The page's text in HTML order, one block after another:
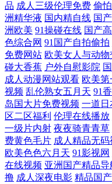
欧美激情 国产日韩中文欧 午
深 91一级网站 麻豆视频免费
片 欧美亚洲视频在线观看
美国产在线观看网站 国产一
韩日中文三级在线 亚洲男同
btsou磁力链接 欧美第一区
品 成人三级伦理免费 偷
洲精华液 国内精自线 国
洲欧美 91操碰在线 国产
色综合网 91国产自拍偷拍
免费网站 欧美女人与动物
碰大香蕉 户外自慰影院
成人动漫网站观看 欧美第
视频 乱伦熟女五月天 91
岛国大片免费视频 一道日
区二区福利 伦理在线播放
一级片内射 夜夜骑青青草
费黄色毛片 成人精品无码
欧美色色六月天 91影视网
在线视频 亚洲国产精品导
撸 成人深夜电影 精品国